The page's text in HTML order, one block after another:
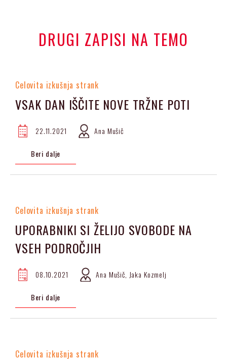
DRUGI ZAPISI NA TEMO
Celovita izkušnja strank
VSAK DAN IŠČITE NOVE TRŽNE POTI
22.11.2021 Ana Mušič
Beri dalje
Celovita izkušnja strank
UPORABNIKI SI ŽELIJO SVOBODE NA
VSEH PODROČJIH
08.10.2021 Ana Mušič, Jaka Kozmelj
Beri dalje
Celovita izkušnja strank